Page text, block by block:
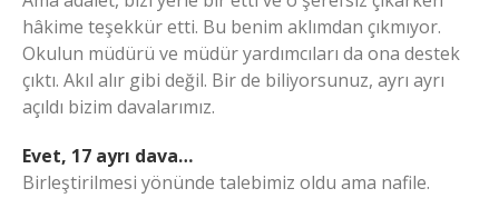
hâkime teşekkür etti. Bu benim aklımdan çıkmıyor.
Okulun müdürü ve müdür yardımcıları da ona destek
çıktı. Akıl alır gibi değil. Bir de biliyorsunuz, ayrı ayrı
açıldı bizim davalarımız.
Evet, 17 ayrı dava…
Birleştirilmesi yönünde talebimiz oldu ama nafile.